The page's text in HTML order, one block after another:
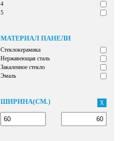
4
5
МАТЕРИАЛ ПАНЕЛИ
Стеклокерамика
Нержавеющая сталь
Закаленное стекло
Эмаль
ШИРИНА(СМ.) X